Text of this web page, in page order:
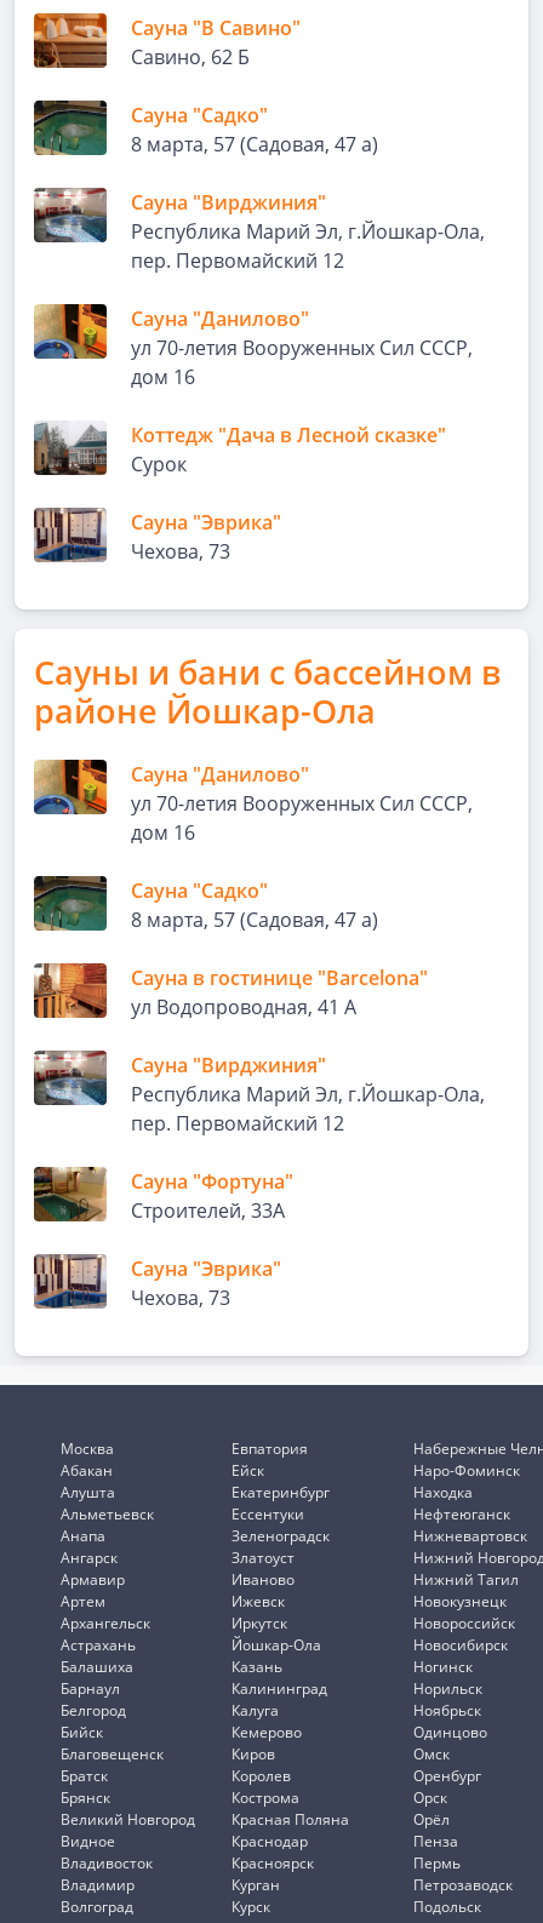
Сауна "В Савино"
Савино, 62 Б
Сауна "Садко"
8 марта, 57 (Садовая, 47 а)
Сауна "Вирджиния"
Республика Марий Эл, г.Йошкар-Ола,
пер. Первомайский 12
Сауна "Данилово"
ул 70-летия Вооруженных Сил СССР,
дом 16
Коттедж "Дача в Лесной сказке"
Сурок
Сауна "Эврика"
Чехова, 73
Сауны и бани с бассейном в
районе Йошкар-Ола
Сауна "Данилово"
ул 70-летия Вооруженных Сил СССР,
дом 16
Сауна "Садко"
8 марта, 57 (Садовая, 47 а)
Сауна в гостинице "Barcelona"
ул Водопроводная, 41 А
Сауна "Вирджиния"
Республика Марий Эл, г.Йошкар-Ола,
пер. Первомайский 12
Сауна "Фортуна"
Строителей, 33А
Сауна "Эврика"
Чехова, 73
Москва
Абакан
Алушта
Альметьевск
Анапа
Ангарск
Армавир
Артем
Архангельск
Астрахань
Балашиха
Барнаул
Белгород
Бийск
Благовещенск
Братск
Брянск
Великий Новгород
Видное
Владивосток
Владимир
Волгоград
Евпатория
Ейск
Екатеринбург
Ессентуки
Зеленоградск
Златоуст
Иваново
Ижевск
Иркутск
Йошкар-Ола
Казань
Калининград
Калуга
Кемерово
Киров
Королев
Кострома
Красная Поляна
Краснодар
Красноярск
Курган
Курск
Набережные
Наро-Фоминск
Находка
Нефтеюганск
Нижневартовск
Нижний
Нижний Тагил
Новокузнецк
Новороссийск
Новосибирск
Ногинск
Норильск
Ноябрьск
Одинцово
Омск
Оренбург
Орск
Орёл
Пенза
Пермь
Петрозаводск
Подольск